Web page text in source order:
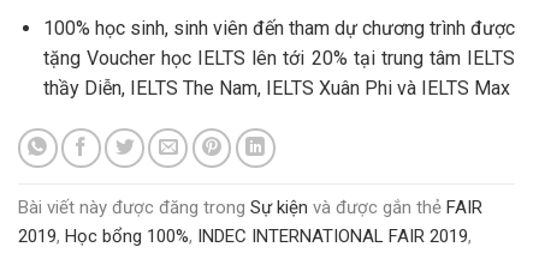
100% học sinh, sinh viên đến tham dự chương trình được
tặng Voucher học IELTS lên tới 20% tại trung tâm IELTS
thầy Diễn, IELTS The Nam, IELTS Xuân Phi và IELTS Max
Bài viết này được đăng trong Sự kiện và được gắn thẻ FAIR
2019, Học bổng 100%, INDEC INTERNATIONAL FAIR 2019,